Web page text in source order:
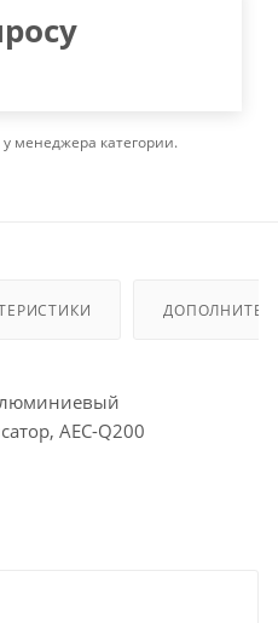
менеджера категории.
AEC-Q200